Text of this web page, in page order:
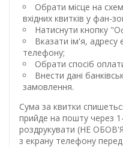
Обрати місце на
вхідних квитків у фан-
Натиснути кнопку
Вказати ім'я,
телефону;
Обрати спосіб
Внести дані
замовлення.
Сума за квитки
прийде на пошту через
роздрукувати (НЕ
з екрану телефону